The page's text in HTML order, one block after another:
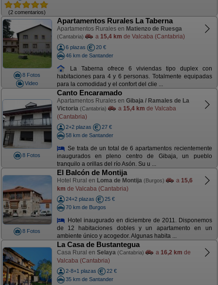
(2 comentarios)
8 Fotos
Video
Apartamentos Rurales La Taberna
Apartamentos Rurales en Matienzo de Ruesga
(Cantabria) a 15,4 km de Valcaba (Cantabria)
6 plazas
20 €
46 km de Santander
La Taberna ofrece 6 viviendas tipo duplex con
habitaciones para 4 y 6 personas. Totalmente equipadas
para la comodidad y el confort del clie ...
8 Fotos
Canto Encaramado
Apartamentos Rurales en Gibaja / Ramales de La
Victoria (Cantabria) a 15,4 km de Valcaba
(Cantabria)
2+2 plazas
27 €
58 km de Santander
Se trata de un total de 6 apartamentos recientemente
inaugurados en pleno centro de Gibaja, un pueblo
tranquilo a orillas del río Asón. Su u ...
8 Fotos
El Balcón de Montija
Hotel Rural en Loma de Montija (Burgos) a 15,6
km de Valcaba (Cantabria)
24+2 plazas
25 €
70 km de Burgos
Hotel inaugurado en diciembre de 2011. Disponemos
de 12 habitaciones dobles y un apartamento en un
ambiente único y acogedor. Algunas habita ...
La Casa de Bustantegua
Casa Rural en Selaya (Cantabria) a 16,2 km de
Valcaba (Cantabria)
2-8+1 plazas
22 €
35 km de Santander